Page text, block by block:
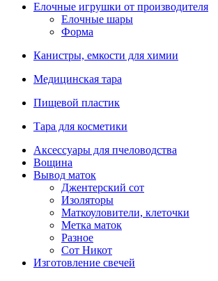
Елочные игрушки от производителя
Елочные шары
Форма
Канистры, емкости для химии
Медицинская тара
Пищевой пластик
Тара для косметики
Аксессуары для пчеловодства
Вощина
Вывод маток
Джентерский сот
Изоляторы
Маткоуловители, клеточки
Метка маток
Разное
Сот Никот
Изготовление свечей